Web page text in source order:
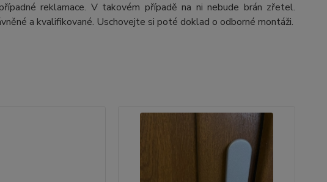
reklamace. V takovém případě na ni nebude brán zřetel.
a kvalifikované. Uschovejte si poté doklad o odborné montáži.